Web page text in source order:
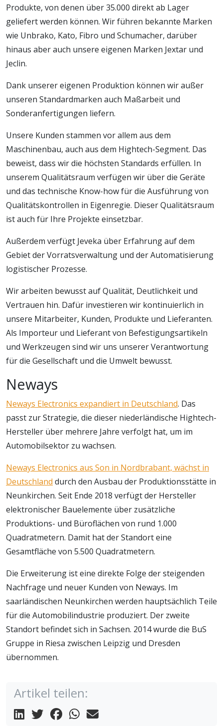
Produkte, von denen über 35.000 direkt ab Lager
geliefert werden können. Wir führen bekannte Marken
wie Unbrako, Kato, Fibro und Schumacher, darüber
hinaus aber auch unsere eigenen Marken Jextar und
Jeclin.
Dank unserer eigenen Produktion können wir außer
unseren Standardmarken auch Maßarbeit und
Sonderanfertigungen liefern.
Unsere Kunden stammen vor allem aus dem
Maschinenbau, auch aus dem Hightech-Segment. Das
beweist, dass wir die höchsten Standards erfüllen. In
unserem Qualitätsraum verfügen wir über die Geräte
und das technische Know-how für die Ausführung von
Qualitätskontrollen in Eigenregie. Dieser Qualitätsraum
ist auch für Ihre Projekte einsetzbar.
Außerdem verfügt Jeveka über Erfahrung auf dem
Gebiet der Vorratsverwaltung und der Automatisierung
logistischer Prozesse.
Wir arbeiten bewusst auf Qualität, Deutlichkeit und
Vertrauen hin. Dafür investieren wir kontinuierlich in
unsere Mitarbeiter, Kunden, Produkte und Lieferanten.
Als Importeur und Lieferant von Befestigungsartikeln
und Werkzeugen sind wir uns unserer Verantwortung
für die Gesellschaft und die Umwelt bewusst.
Neways
Neways Electronics expandiert in Deutschland. Das
passt zur Strategie, die dieser niederländische Hightech-
Hersteller über mehrere Jahre verfolgt hat, um im
Automobilsektor zu wachsen.
Neways Electronics aus Son in Nordbrabant, wächst in
Deutschland durch den Ausbau der Produktionsstätte in
Neunkirchen. Seit Ende 2018 verfügt der Hersteller
elektronischer Bauelemente über zusätzliche
Produktions- und Büroflächen von rund 1.000
Quadratmetern. Damit hat der Standort eine
Gesamtfläche von 5.500 Quadratmetern.
Die Erweiterung ist eine direkte Folge der steigenden
Nachfrage und neuer Kunden von Neways. Im
saarländischen Neunkirchen werden hauptsächlich Teile
für die Automobilindustrie produziert. Der zweite
Standort befindet sich in Sachsen. 2014 wurde die BuS
Gruppe in Riesa zwischen Leipzig und Dresden
übernommen.
Artikel teilen: